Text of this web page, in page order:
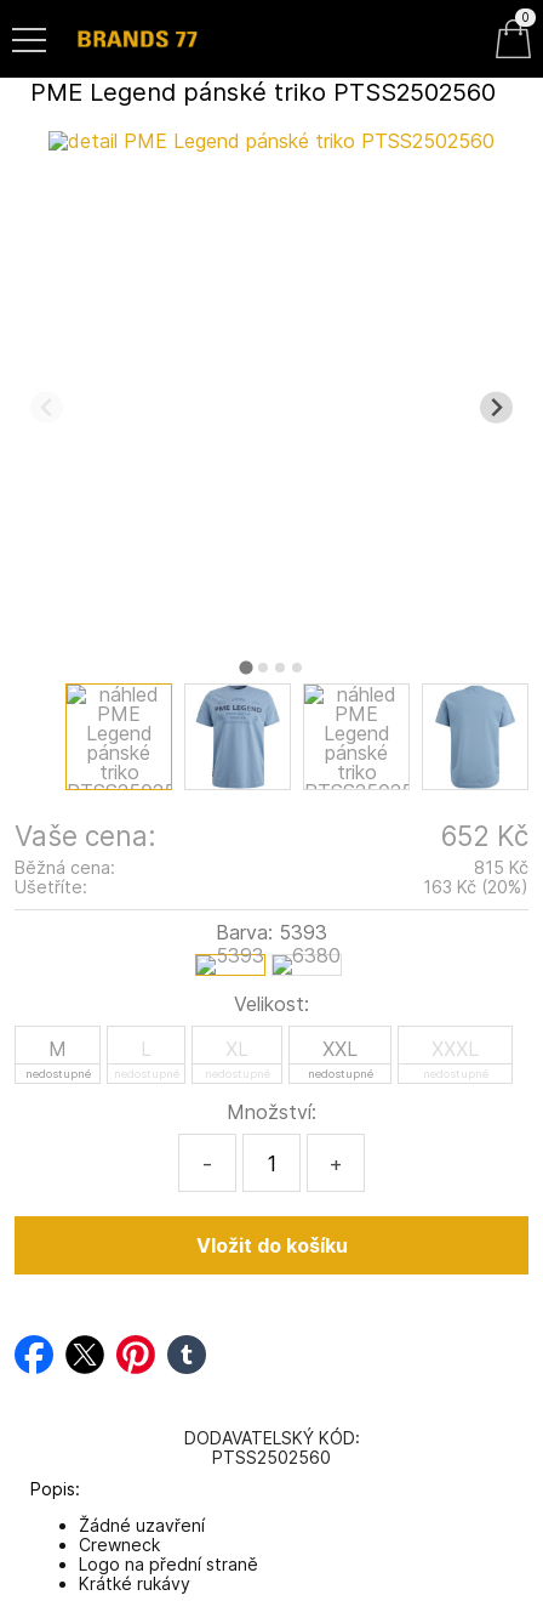
PME Legend pánské triko PTSS2502560
Vaše cena: 652 Kč
Běžná cena:
815 Kč
Ušetříte:
163 Kč (20%)
Barva: 5393
Velikost:
M
nedostupné
L
nedostupné
XL
nedostupné
XXL
nedostupné
XXXL
nedostupné
Množství:
- +
facebook
twitterpinterest
tumblr
DODAVATELSKÝ KÓD:
PTSS2502560
Popis:
Žádné uzavření
Crewneck
Logo na přední straně
Krátké rukávy
0